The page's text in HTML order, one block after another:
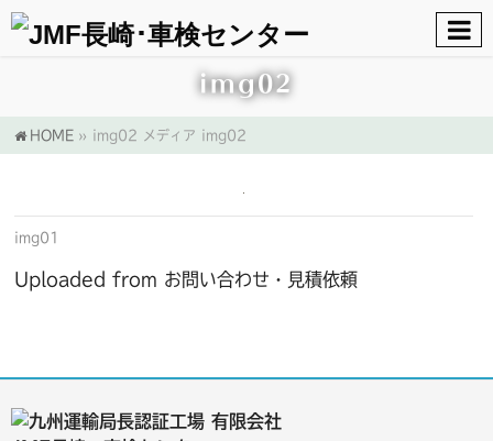
img02
HOME » img02 メディア img02
img01
Uploaded from お問い合わせ・見積依頼